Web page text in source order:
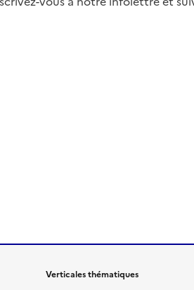
Verticales thématiques